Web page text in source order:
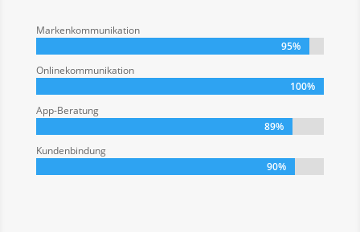
Markenkommunikation
95%
95%
Onlinekommunikation
100%
100%
App-Beratung
89%
89%
Kundenbindung
90%
90%